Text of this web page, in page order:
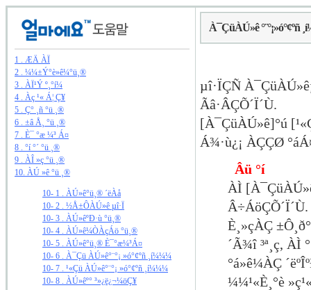
1 . ÆÄ ÀÏ
2 . ¼¼±Ý°è»ê¼­°ü¸®
3 . ÀÏ¹Ý º¸°í¼­
4 . Àç ¹« Á¦ Ç¥
5 . Ç° ¸ñ °ü ¸®
6 . ±â Å¸ °ü ¸®
7 . È¯ °æ ¼³ Á¤
8 . °í °´ °ü ¸®
9 . ÀÎ »ç °ü ¸®
10. ÀÚ »ê °ü ¸®
10- 1 . ÀÚ»ê°ü¸® ´ëÀå
10- 2 . ½Å±ÔÀÚ»ê µî·Ï
10- 3 . ÀÚ»êºÐ·ù °ü¸®
10- 4 . ÀÚ»ê¼ÒÀçÁö °ü¸®
10- 5 . ÀÚ»ê°ü¸® È¯°æ¼³Á¤
10- 6 . À¯Çü ÀÚ»ê°¨°¡ »ó°¢ºñ ¸í¼¼¼­
10- 7 . ¹«Çü ÀÚ»ê°¨°¡ »ó°¢ºñ ¸í¼¼¼­
10- 8 . ÀÚ»êº° ³»¿ë¿¬¼öÇ¥
À¯ÇüÀÚ»ê °¨°¡»ó°¢ºñ
µî·ÏÇÑ
Ãâ·ÂÇÕ´Ï´Ù.
[À¯ÇüÀÚ»ê]°ú
Á¾·ù¿¡ ÀÇÇØ
Âü °í
ÀÌ
Â÷ÁöÇÕ´Ï´Ù.
È¸»çÀÇ
´Ã¾î ³ª¸ç, ÀÌ
°á»ê¼­ÀÇ
¼¼¹«È¸°è